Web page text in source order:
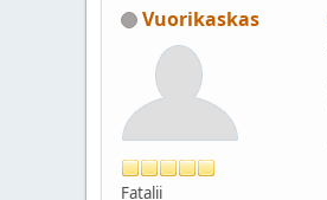
Vuorikaskas
Fatalii